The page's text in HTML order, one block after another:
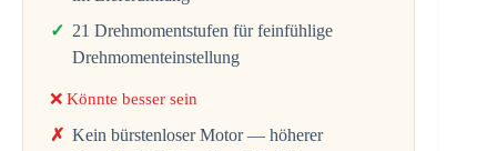
21 Drehmomentstufen für feinfühlige
Drehmomenteinstellung
❌ Könnte besser sein
Kein bürstenloser Motor — höherer